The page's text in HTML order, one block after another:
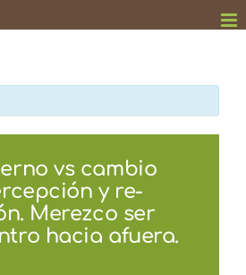
vs cambio
y re-
Merezco ser
hacia afuera.